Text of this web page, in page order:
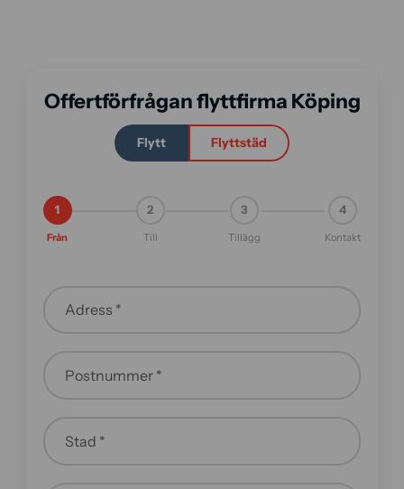
Offertförfrågan flyttfirma Köping
Flytt Flyttstäd
1
Från
2
Till
3
Tillägg
4
Kontakt
Adress *
Postnummer *
Stad *